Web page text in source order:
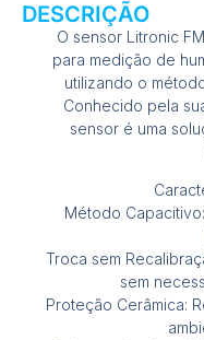
DESCRIÇÃO
O sensor Litronic
para medição de
utilizando o
Conhecido pela
sensor é uma
Método
Troca sem
sem
Proteção Cerâmica: